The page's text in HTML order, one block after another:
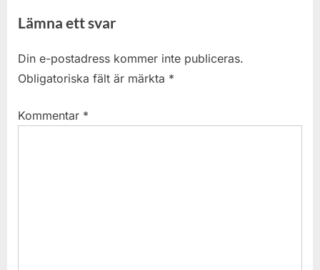
Lämna ett svar
Din e-postadress kommer inte publiceras.
Obligatoriska fält är märkta *
Kommentar *